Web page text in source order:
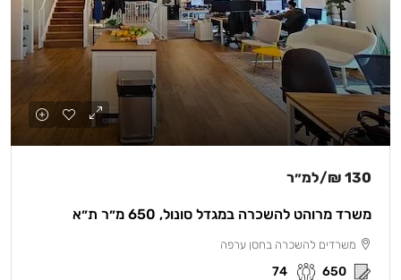
130 ₪ /למ״ר
משרד מרוהט להשכרה במגדל סונול, 650 מ״ר ת״א
משרדים להשכרה בחסן ערפה
650
74